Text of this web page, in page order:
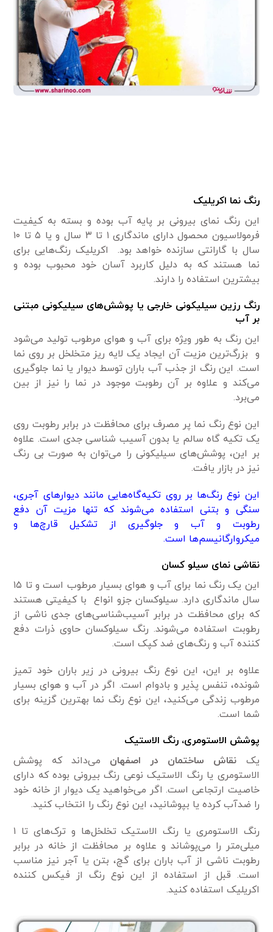
رنگ نما اکریلیک
این رنگ نمای بیرونی بر پایه آب بوده و بسته به کیفیت
فرمولاسیون محصول دارای ماندگاری ۱ تا ۳ سال و یا ۵ تا ۱۰
سال با گارانتی سازنده خواهد بود. اکریلیک رنگ‌هایی برای
نما هستند که به دلیل کاربرد آسان خود محبوب بوده و
بیشترین استفاده را دارند.
رنگ رزین سیلیکونی خارجی یا پوشش‌های سیلیکونی مبتنی
بر آب
این رنگ به طور ویژه برای آب و هوای مرطوب تولید می‌شود
و بزرگ‌ترین مزیت آن ایجاد یک لایه ریز متخلخل بر روی نما
است. این رنگ از جذب آب باران توسط دیوار یا نما جلوگیری
می‌کند و علاوه بر آن رطوبت موجود در نما را نیز از بین
می‌برد.
این نوع رنگ نما پر مصرف برای محافظت در برابر رطوبت روی
یک تکیه گاه سالم یا بدون آسیب شناسی جدی است. علاوه
بر این، پوشش‌های سیلیکونی را می‌توان به صورت بی رنگ
نیز در بازار یافت.
این نوع رنگ‌ها بر روی تکیه‌گاه‌هایی مانند دیوارهای آجری،
سنگی و بتنی استفاده می‌شوند که تنها مزیت آن دفع
رطوبت و آب و جلوگیری از تشکیل قارچ‌ها و
میکروارگانیسم‌ها است.
نقاشی نمای سیلو کسان
این یک رنگ نما برای آب و هوای بسیار مرطوب است و تا ۱۵
سال ماندگاری دارد. سیلوکسان جزو انواع با کیفیتی هستند
که برای محافظت در برابر آسیب‌شناسی‌های جدی ناشی از
رطوبت استفاده می‌شوند. رنگ سیلوکسان حاوی ذرات دفع
کننده آب و رنگ‌های ضد کپک است.
علاوه بر این، این نوع رنگ بیرونی در زیر باران خود تمیز
شونده، تنفس پذیر و بادوام است. اگر در آب و هوای بسیار
مرطوب زندگی می‌کنید، این نوع رنگ نما بهترین گزینه برای
شما است.
پوشش الاستومری، رنگ الاستیک
یک نقاش ساختمان در اصفهان می‌داند که پوشش
الاستومری یا رنگ الاستیک نوعی رنگ بیرونی بوده که دارای
خاصیت ارتجاعی است. اگر می‌خواهید یک دیوار از خانه خود
را ضدآب کرده یا بپوشانید، این نوع رنگ را انتخاب کنید.
رنگ الاستومری یا رنگ الاستیک تخلخل‌ها و ترک‌های تا ۱
میلی‌متر را می‌پوشاند و علاوه بر محافظت از خانه در برابر
رطوبت ناشی از آب باران برای گچ، بتن یا آجر نیز مناسب
است. قبل از استفاده از این نوع رنگ از فیکس کننده
اکریلیک استفاده کنید.